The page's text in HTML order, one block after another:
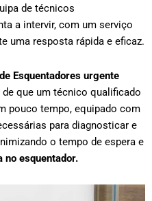
de técnicos
a intervir, com um serviço
uma resposta rápida e eficaz.
Esquentadores urgente
de que um técnico qualificado
pouco tempo, equipado com
para diagnosticar e
o tempo de espera e
no esquentador.